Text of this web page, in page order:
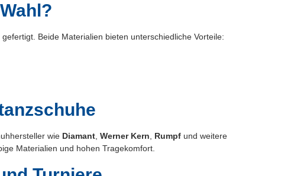
Beide Materialien bieten unterschiedliche Vorteile:
wie Diamant Werner Kern Rumpf und weitere
Materialien und hohen Tragekomfort.